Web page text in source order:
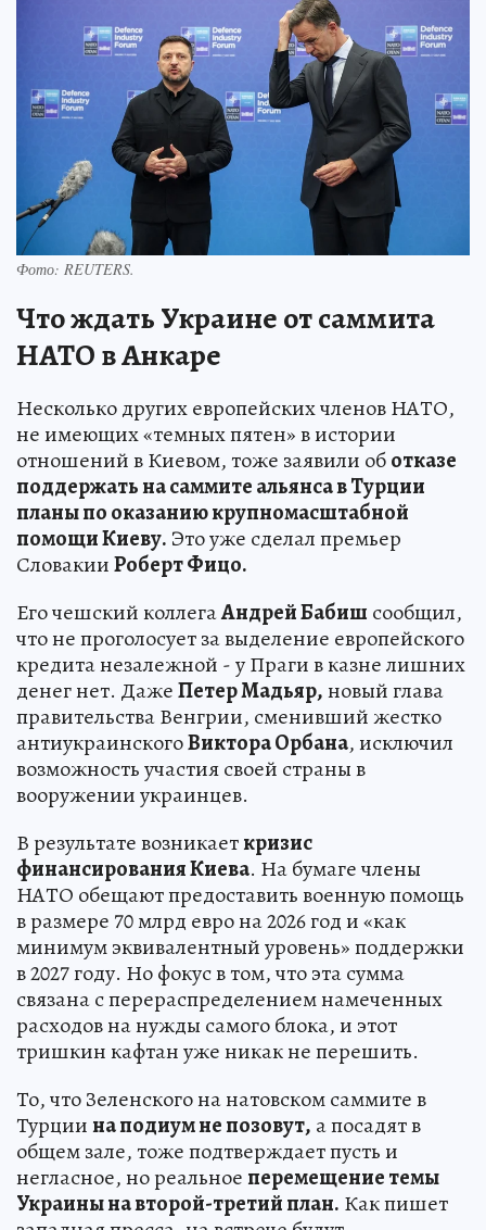
Фото: REUTERS.
Что ждать Украине от саммита
НАТО в Анкаре
Несколько других европейских членов НАТО,
не имеющих «темных пятен» в истории
отношений в Киевом, тоже заявили оботказе
поддержать на саммите альянса в Турции
планы по оказанию крупномасштабной
помощи Киеву. Это уже сделал премьер
СловакииРоберт Фицо.
Его чешский коллегаАндрей Бабиш сообщил,
что не проголосует за выделение европейского
кредита незалежной - у Праги в казне лишних
денег нет. ДажеПетер Мадьяр,новый глава
правительства Венгрии, сменивший жестко
антиукраинскогоВиктора Орбана, исключил
возможность участия своей страны в
вооружении украинцев.
В результате возникаеткризис
финансирования Киева. На бумаге члены
НАТО обещают предоставить военную помощь
в размере 70 млрд евро на 2026 год и «как
минимум эквивалентный уровень» поддержки
в 2027 году. Но фокус в том, что эта сумма
связана с перераспределением намеченных
расходов на нужды самого блока, и этот
тришкин кафтан уже никак не перешить.
То, что Зеленского на натовском саммите в
Турциина подиум не позовут, а посадят в
общем зале, тоже подтверждает пусть и
негласное, но реальноеперемещение темы
Украины на второй-третий план. Как пишет